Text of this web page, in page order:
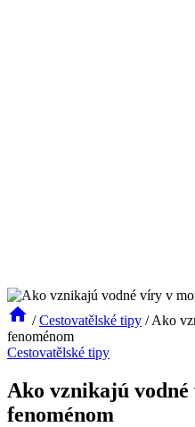
/ Cestovatělské tipy / Ako
fenoménom
Cestovatělské tipy
Ako vznikajú
fenoménom